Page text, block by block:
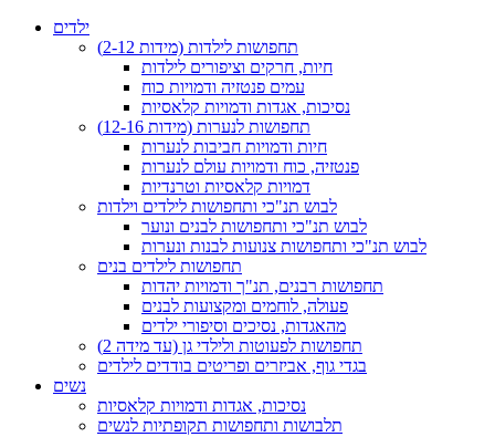
ילדים
תחפושות לילדות (מידות 2-12)
חיות, חרקים וציפורים לילדות
עמים פנטזיה ודמויות כוח
נסיכות, אגדות ודמויות קלאסיות
תחפושות לנערות (מידות 12-16)
חיות ודמויות חביבות לנערות
פנטזיה, כוח ודמויות עולם לנערות
דמויות קלאסיות וטרנדיות
לבוש תנ"כי ותחפושות לילדים וילדות
לבוש תנ"כי ותחפושות לבנים ונוער
לבוש תנ"כי ותחפושות צנועות לבנות ונערות
תחפושות לילדים בנים
תחפושות רבנים, תנ"ך ודמויות יהדות
פעולה, לוחמים ומקצועות לבנים
מהאגדות, נסיכים וסיפורי ילדים
תחפושות לפעוטות ולילדי גן (עד מידה 2)
בגדי גוף, אביזרים ופריטים בודדים לילדים
נשים
נסיכות, אגדות ודמויות קלאסיות
תלבושות ותחפושות תקופתיות לנשים